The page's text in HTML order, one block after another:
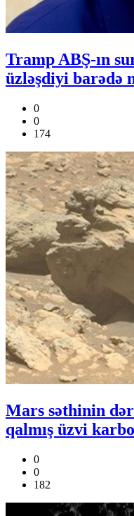
Tramp ABŞ-ın
üzləşdiyi barədə
0
0
174
Mars səthinin
qalmış üzvi
0
0
182